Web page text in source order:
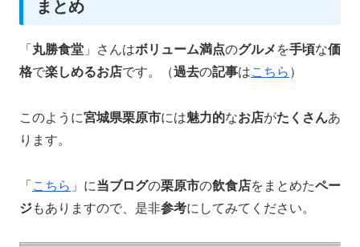
まとめ
「丸勝食堂 」さんはボリューム満点のグルメを手頃な価
格で楽しめるお店です。（過去の記事はこちら）
このように宮城県栗原市には魅力的なお店がたくさんあ
ります。
「こちら 」に当ブログの栗原市の飲食店をまとめたペー
ジもありますので、是非参考にしてみてください。